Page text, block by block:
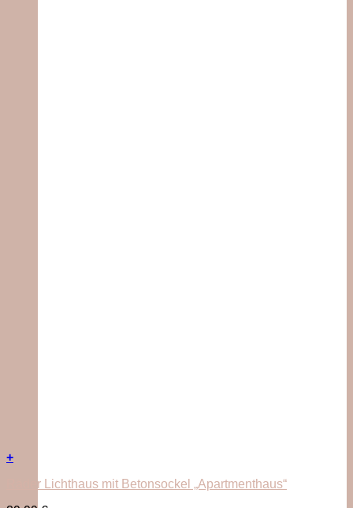
+
Räder Lichthaus mit Betonsockel „Apartmenthaus“